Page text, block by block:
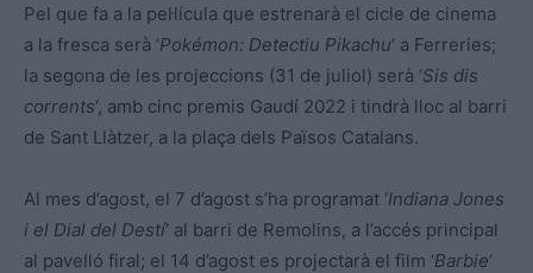
Pel que fa a la pel·lícula que estrenarà el cicle de cinema
a la fresca serà ‘Pokémon: Detectiu Pikachu‘ a Ferreries;
la segona de les projeccions (31 de juliol) serà ‘Sis dis
corrents‘, amb cinc premis Gaudí 2022 i tindrà lloc al barri
de Sant Llàtzer, a la plaça dels Països Catalans.
Al mes d’agost, el 7 d’agost s’ha programat ‘Indiana Jones
i el Dial del Destí‘ al barri de Remolins, a l’accés principal
al pavelló firal; el 14 d’agost es projectarà el film ‘Barbie‘